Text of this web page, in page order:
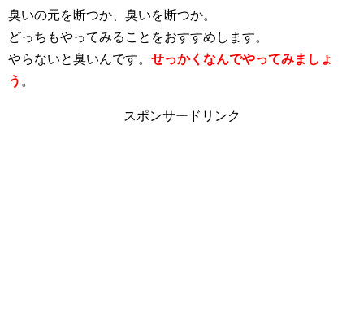
臭いの元を断つか、臭いを断つか。
どっちもやってみることをおすすめします。
やらないと臭いんです。 せっかくなんでやってみましょ
う 。
スポンサードリンク